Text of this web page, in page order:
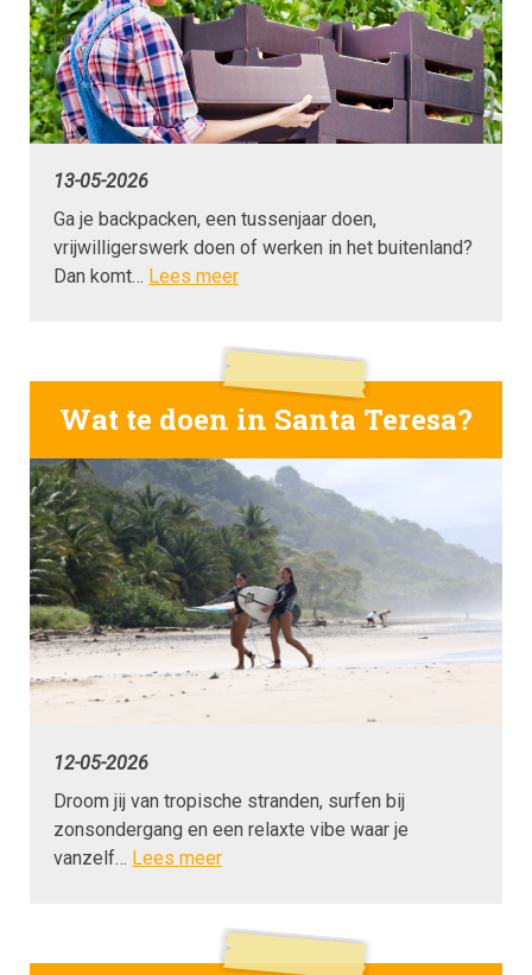
13-05-2026
Ga je backpacken, een tussenjaar doen,
vrijwilligerswerk doen of werken in het buitenland?
Dan komt… Lees meer
Wat te doen in Santa Teresa?
12-05-2026
Droom jij van tropische stranden, surfen bij
zonsondergang en een relaxte vibe waar je
vanzelf… Lees meer